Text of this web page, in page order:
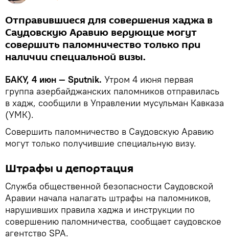
Отправившиеся для совершения хаджа в
Саудовскую Аравию верующие могут
совершить паломничество только при
наличии специальной визы.
БАКУ, 4 июн — Sputnik. Утром 4 июня первая
группа азербайджанских паломников отправилась
в хадж, сообщили в Управлении мусульман Кавказа
(УМК).
Совершить паломничество в Саудовскую Аравию
могут только получившие специальную визу.
Штрафы и депортация
Служба общественной безопасности Саудовской
Аравии начала налагать штрафы на паломников,
нарушивших правила хаджа и инструкции по
совершению паломничества, сообщает саудовское
агентство SPA.